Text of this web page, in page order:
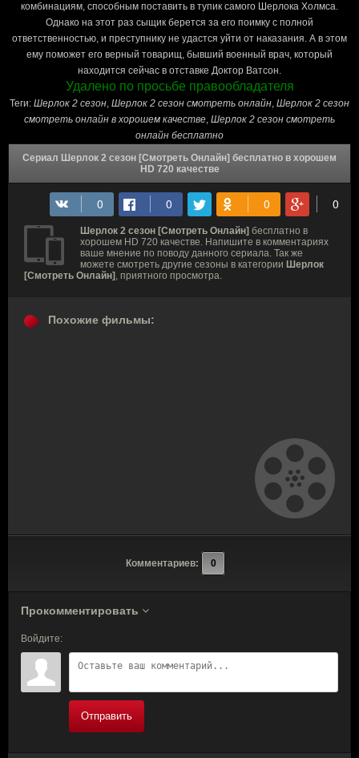
комбинациям, способным поставить в тупик самого Шерлока Холмса.
Однако на этот раз сыщик берется за его поимку с полной
ответственностью, и преступнику не удастся уйти от наказания. А в этом
ему поможет его верный товарищ, бывший военный врач, который
находится сейчас в отставке Доктор Ватсон.
Удалено по просьбе правообладателя
Теги: Шерлок 2 сезон, Шерлок 2 сезон cмотреть онлайн, Шерлок 2 сезон
смотреть онлайн в хорошем качестве, Шерлок 2 сезон смотреть
онлайн бесплатно
Сериал Шерлок 2 сезон [Смотреть Онлайн] бесплатно в хорошем
HD 720 качестве
Шерлок 2 сезон [Смотреть Онлайн] бесплатно в
хорошем HD 720 качестве. Напишите в комментариях
ваше мнение по поводу данного сериала. Так же
можете смотреть другие сезоны в категории Шерлок
[Смотреть Онлайн] , приятного просмотра.
Похожие фильмы:
Комментариев: 0
Прокомментировать
Войдите:
Отправить